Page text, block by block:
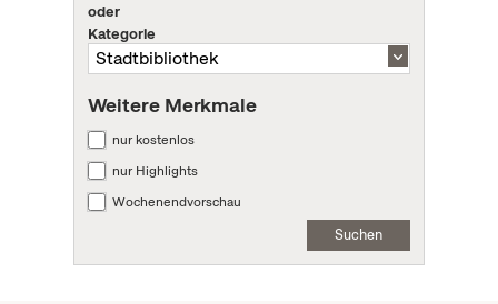
oder
Kategorie
Weitere Merkmale
nur kostenlos
nur Highlights
Wochenendvorschau
Suchen